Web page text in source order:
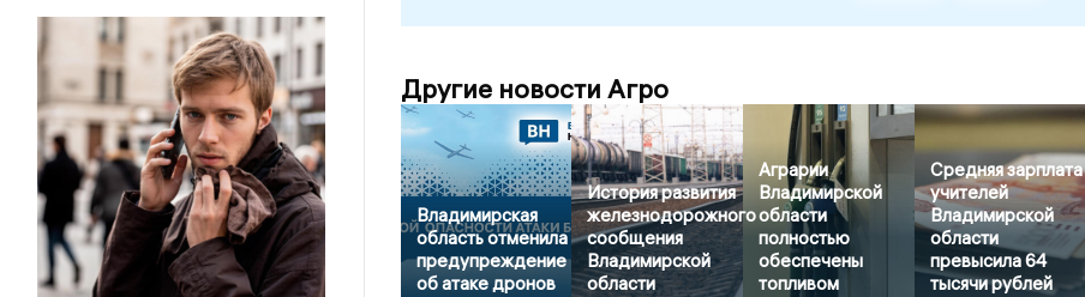
Другие новости Агро
Владимирская
область отменила
предупреждение
об атаке дронов
История развития
железнодорожного
сообщения
Владимирской
области
Аграрии
Владимирской
области
полностью
обеспечены
топливом
Средняя зарплата
учителей
Владимирской
области
превысила 64
тысячи рублей